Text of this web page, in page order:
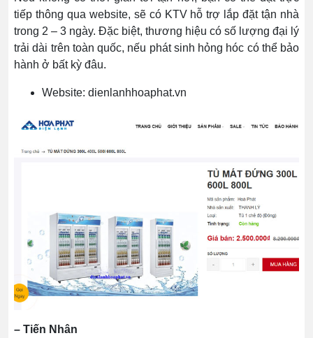
tiếp thông qua website, sẽ có KTV hỗ trợ lắp đặt tận nhà
trong 2 – 3 ngày. Đặc biệt, thương hiệu có số lượng đại lý
trải dài trên toàn quốc, nếu phát sinh hỏng hóc có thể bảo
hành ở bất kỳ đâu.
Website: dienlanhhoaphat.vn
– Tiến Nhân